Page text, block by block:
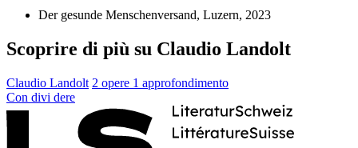
Der gesunde Menschenversand, Luzern, 2023
Scoprire di più su Claudio Landolt
Claudio Landolt 2 opere 1 approfondimento
Con divi dere